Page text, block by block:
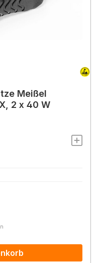
Meißel
2 x 40 W